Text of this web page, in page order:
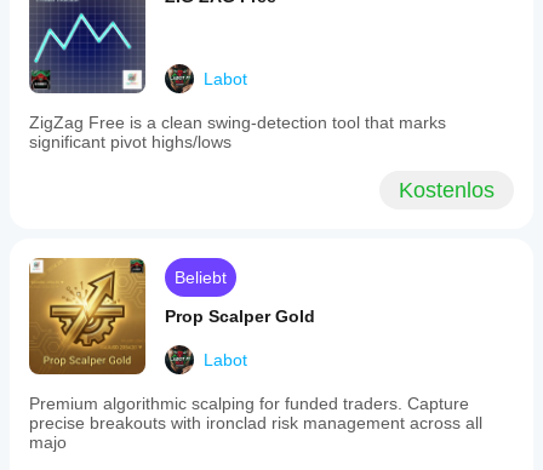
value
liquidity
zones
support
decisions
but
is
intended
to
be
combined
with
other
analysis
tools
like
support/resistance,
Labot
ZigZag Free is a clean swing-detection tool that marks
significant pivot highs/lows
Kostenlos
Beliebt
Prop Scalper Gold
Labot
Premium algorithmic scalping for funded traders. Capture
precise breakouts with ironclad risk management across all
majo